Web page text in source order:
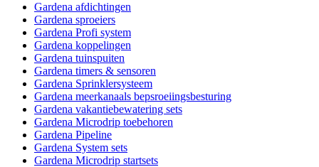
Gardena afdichtingen
Gardena sproeiers
Gardena Profi system
Gardena koppelingen
Gardena tuinspuiten
Gardena timers & sensoren
Gardena Sprinklersysteem
Gardena meerkanaals bepsroeiingsbesturing
Gardena vakantiebewatering sets
Gardena Microdrip toebehoren
Gardena Pipeline
Gardena System sets
Gardena Microdrip startsets